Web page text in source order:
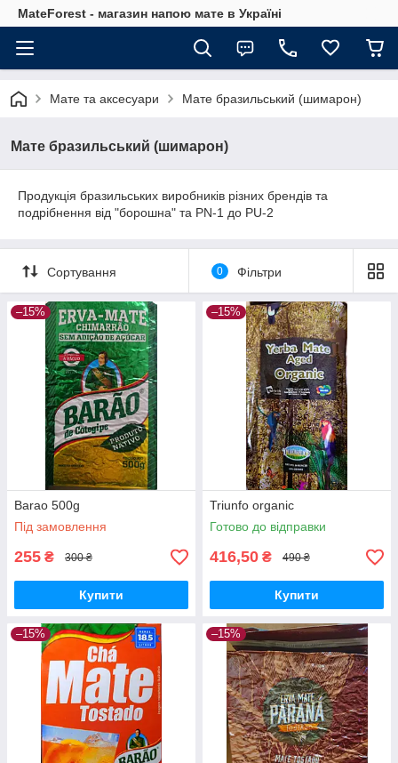
MateForest - магазин напою мате в Україні
Мате та аксесуари Мате бразильський (шимарон)
Мате бразильський (шимарон)
Продукція бразильських виробників різних брендів та
подрібнення від "борошна" та PN-1 до PU-2
Сортування 0 Фільтри
–15%
Barao 500g
Під замовлення
255 ₴ 300 ₴
Купити
–15%
Triunfo organic
Готово до відправки
416,50 ₴ 490 ₴
Купити
–15% –15%